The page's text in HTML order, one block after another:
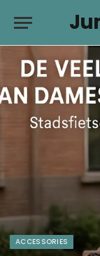
ACCESSORIES